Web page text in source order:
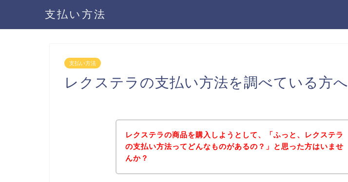
支払い方法
支払い方法
レクステラの支払い方法を調べている方へ
レクステラの商品を購入しようとして、「ふっと、レクステラ
の支払い方法ってどんなものがあるの？」と思った方はいませ
んか？